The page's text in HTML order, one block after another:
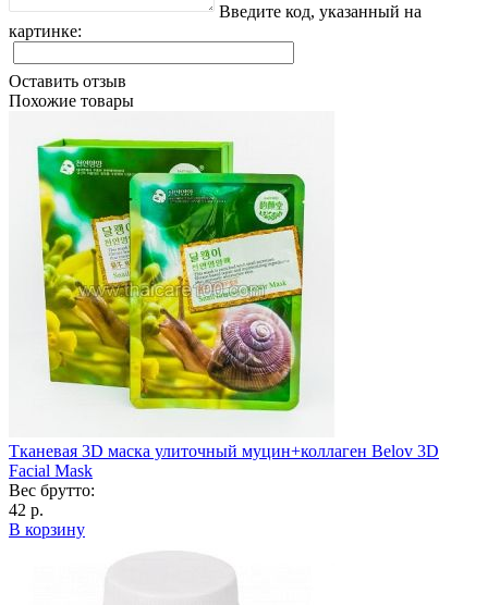
Введите код, указанный на
картинке:
Оставить отзыв
Похожие товары
Тканевая 3D маска улиточный муцин+коллаген Belov 3D
Facial Mask
Вес брутто:
42 р.
В корзину